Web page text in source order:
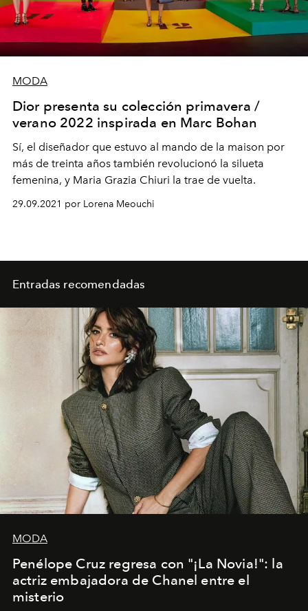
MODA
Dior presenta su colección primavera /
verano 2022 inspirada en Marc Bohan
Sí, el diseñador que estuvo al mando de la maison por
más de treinta años también revolucionó la silueta
femenina, y Maria Grazia Chiuri la trae de vuelta.
29.09.2021 por Lorena Meouchi
Entradas recomendadas
MODA
Penélope Cruz regresa con "¡La Novia!": la
actriz embajadora de Chanel entre el
misterio